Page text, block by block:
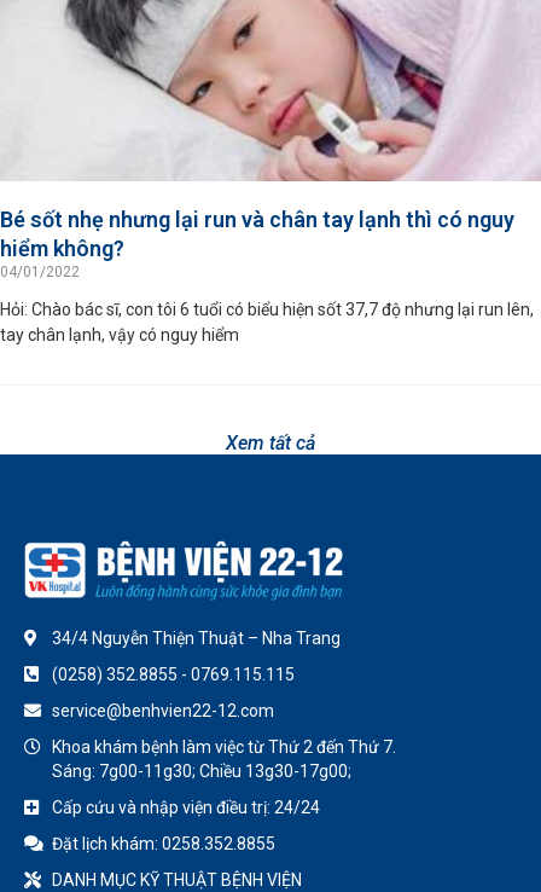
Bé sốt nhẹ nhưng lại run và chân tay lạnh thì có nguy
hiểm không?
04/01/2022
Hỏi: Chào bác sĩ, con tôi 6 tuổi có biểu hiện sốt 37,7 độ nhưng lại run lên,
tay chân lạnh, vậy có nguy hiểm
Xem tất cả
34/4 Nguyễn Thiện Thuật – Nha Trang
(0258) 352.8855 - 0769.115.115
service@benhvien22-12.com
Khoa khám bệnh làm việc từ Thứ 2 đến Thứ 7.
Sáng: 7g00-11g30; Chiều 13g30-17g00;
Cấp cứu và nhập viện điều trị: 24/24
Đặt lịch khám: 0258.352.8855
DANH MỤC KỸ THUẬT BỆNH VIỆN